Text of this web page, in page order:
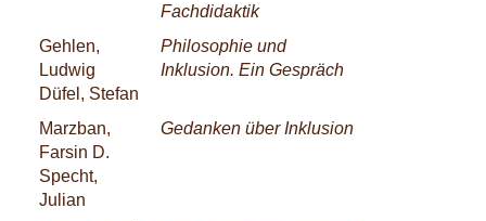
Fachdidaktik
Gehlen,
Ludwig
Düfel, Stefan
Philosophie und
Inklusion. Ein Gespräch
Marzban,
Farsin D.
Specht,
Julian
Gedanken über Inklusion